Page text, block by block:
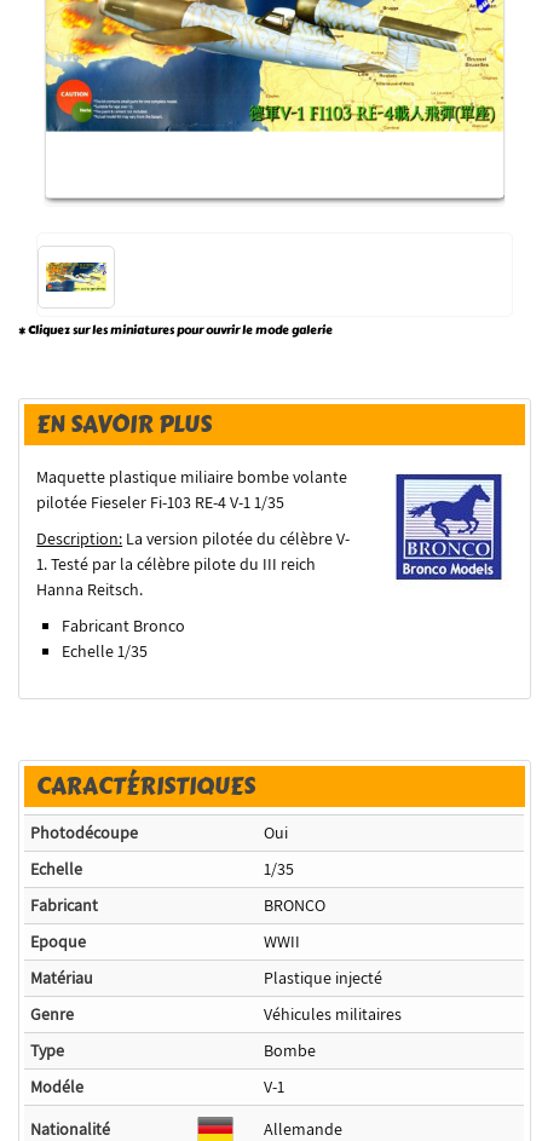
* Cliquez sur les miniatures pour ouvrir le mode galerie
EN SAVOIR PLUS
Maquette plastique miliaire bombe volante
pilotée Fieseler Fi-103 RE-4 V-1 1/35
Description: La version pilotée du célèbre V-
1. Testé par la célèbre pilote du III reich
Hanna Reitsch.
Fabricant Bronco
Echelle 1/35
CARACTÉRISTIQUES
Photodécoupe
Oui
Echelle
1/35
Fabricant
BRONCO
Epoque
WWII
Matériau
Plastique injecté
Genre
Véhicules militaires
Type
Bombe
Modéle
V-1
Nationalité
Allemande